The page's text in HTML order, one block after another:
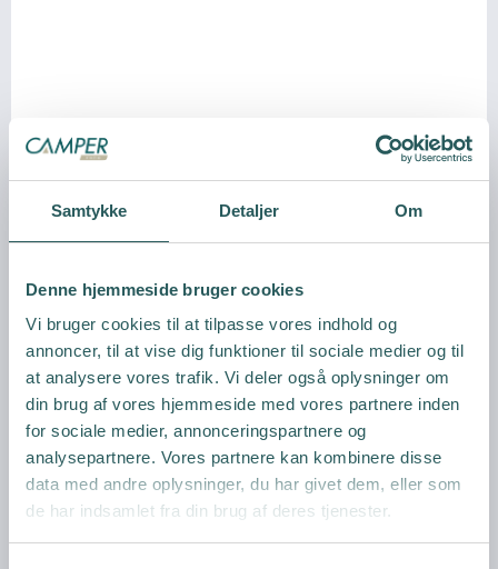
Samtykke Detaljer Om
Denne hjemmeside bruger cookies
Vi bruger cookies til at tilpasse vores indhold og
annoncer, til at vise dig funktioner til sociale medier og til
at analysere vores trafik. Vi deler også oplysninger om
din brug af vores hjemmeside med vores partnere inden
for sociale medier, annonceringspartnere og
analysepartnere. Vores partnere kan kombinere disse
data med andre oplysninger, du har givet dem, eller som
de har indsamlet fra din brug af deres tjenester.
Vis produkt